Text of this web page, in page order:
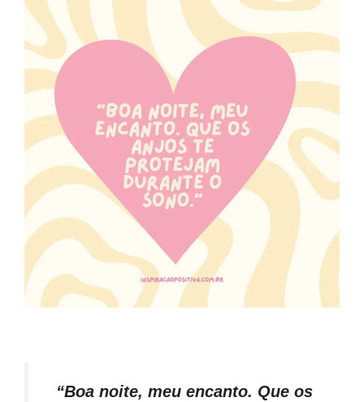
“Boa noite, meu encanto. Que os